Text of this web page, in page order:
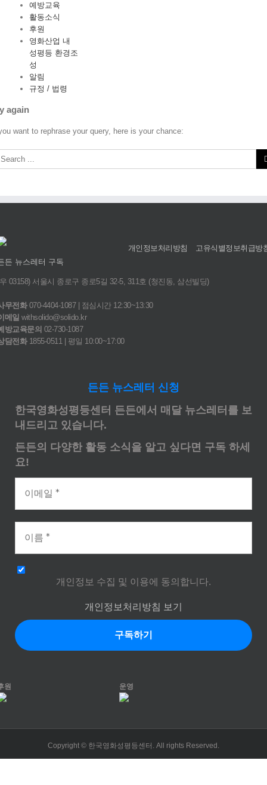
예방교육
활동소식
후원
영화산업 내
성평등 환경조
성
알림
규정 / 법령
again
want to rephrase your query, here is your chance:
개인정보처리방침
고유식별정보취급방
든 뉴스레터 구독
03158) 서울시 종로구 종로5길 32-5, 311호 (청진동, 삼선빌딩)
무전화070-4404-1087 | 점심시간 12:30~13:30
메일 withsolido@solido.kr
방교육문의 02-730-1087
담전화1855-0511 | 평일 10:00~17:00
든든 뉴스레터 신청
한국영화성평등센터 든든에서 매달 뉴스레터를 보
내드리고 있습니다.
든든의 다양한 활동 소식을 알고 싶다면 구독 하세
요!
개인정보 수집 및 이용에 동의합니다.
개인정보처리방침 보기
운영
원
Copyright © 한국영화성평등센터. All rights Reserved.